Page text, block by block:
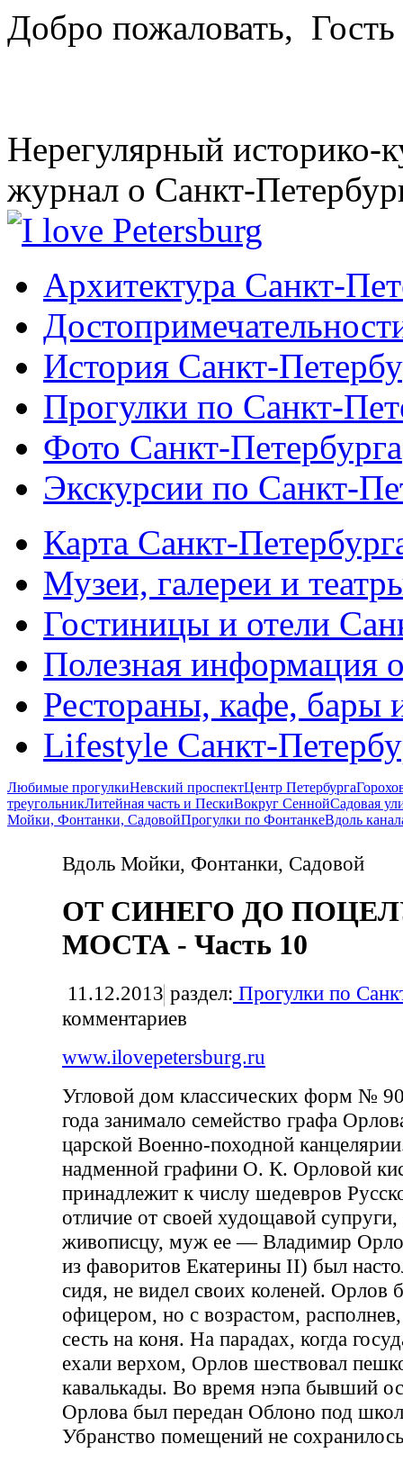
Добро пожаловать, Гость
Нерегулярный историко-
журнал о Санкт-
Архитектура Санкт-
История Санкт-
Прогулки по Санкт-
Фото Санкт-Петербурга
Экскурсии по Санкт-
Карта Санкт-
Музеи, галереи и
Гостиницы и отели
Полезная информация
Рестораны, кафе, бары
Lifestyle Санкт-
Любимые прогулкиНевский проспектЦентр Петербурга
треугольникЛитейная часть и ПескиВокруг СеннойСадовая
Мойки, Фонтанки, СадовойПрогулки по ФонтанкеВдоль
Вдоль Мойки, Фонтанки, Садовой
ОТ СИНЕГО ДО
МОСТА - Часть 10
11.12.2013 раздел: Прогулки по
комментариев
www.ilovepetersburg.ru
Угловой дом классических форм №
года занимало семейство графа
царской Военно-походной
надменной графини О. К. Орловой
принадлежит к числу шедевров
отличие от своей худощавой
живописцу, муж ее — Владимир
из фаворитов Екатерины II) был
сидя, не видел своих коленей. Орлов
офицером, но с возрастом,
сесть на коня. На парадах, когда
ехали верхом, Орлов шествовал
кавалькады. Во время нэпа бывший
Орлова был передан Облоно под
Убранство помещений не